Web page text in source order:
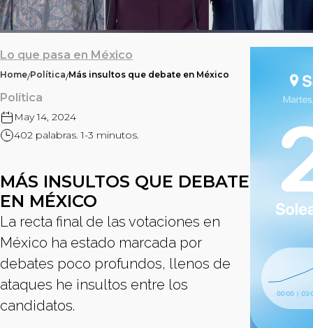
Lo que pasa en México
Home/Política/Más insultos que debate en México
Política
May 14, 2024
402 palabras. 1-3 minutos.
MÁS INSULTOS QUE DEBATE
EN MÉXICO
La recta final de las votaciones en
México ha estado marcada por
debates poco profundos, llenos de
ataques he insultos entre los
candidatos.